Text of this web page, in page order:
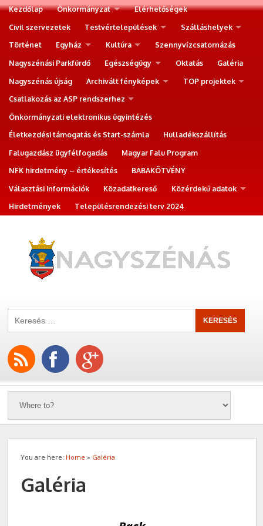
Kezdőlap Önkormányzat
Elérhetőségek
Civil szervezetek
Testvértelepülések
Szálláshelyek
Történet
Egyház Kultúra
Szennyvízcsatornázás
Nagyszénási Parkfürdő
Egészségügy Oktatás
Galéria
Nagyszénás újság
Archivált fényképek
TOP projektek
Csatlakozás az ASP rendszerhez
Önkormányzati elektronikus ügyintézés
Életkezdési támogatás és Start-számla
Hulladékszállítás
Falugazdász ügyfélfogadás
Magyar Falu Program
NFK hirdetmény – értékesítés
BABAKÖTVÉNY
Választási információk
Közadatkereső
Közérdekű adatok
Hirdetmények
Településrendezési terv 2024
You are here: Home » Galéria
Galéria